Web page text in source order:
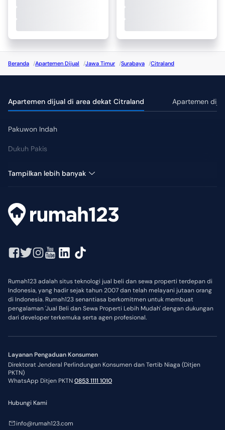
Beranda /Apartemen Dijual /Jawa Timur /Surabaya /Citraland
Apartemen dijual di area dekat Citraland Apartemen
Pakuwon Indah
Dukuh Pakis
Tampilkan lebih banyak
Rumah123 adalah situs teknologi jual beli dan sewa properti terdepan di
Indonesia, yang hadir sejak tahun 2007 dan telah melayani jutaan orang
di Indonesia. Rumah123 senantiasa berkomitmen untuk membuat
pengalaman 'Jual Beli dan Sewa Properti Lebih Mudah' dengan dukungan
dari developer terkemuka serta agen profesional.
Layanan Pengaduan Konsumen
Direktorat Jenderal Perlindungan Konsumen dan Tertib Niaga (Ditjen
PKTN)
WhatsApp Ditjen PKTN0853 1111 1010
Hubungi Kami
info@rumah123.com